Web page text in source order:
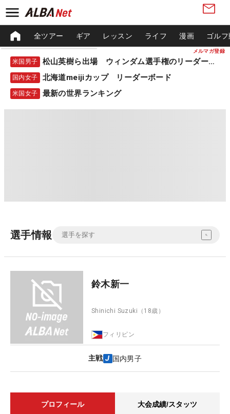
メルマガ登録
全ツアー ギア レッスン ライフ 漫画 ゴル
米国男子 松山英樹ら出場 ウィンダム選手権のリーダーボード
国内女子 北海道meijiカップ リーダーボード
米国女子 最新の世界ランキング
選手情報
鈴木新一
Shinichi Suzuki （18歳）
フィリピン
主戦 国内男子
プロフィール 大会成績/スタッツ